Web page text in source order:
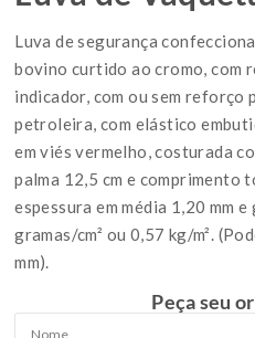
Luva de segurança
bovino curtido ao cromo, com
indicador, com ou sem reforço
petroleira, com elástico
em viés vermelho, costurada
palma 12,5 cm e comprimento
espessura em média 1,20 mm
gramas/cm² ou 0,57 kg/m².
mm).
Peça seu